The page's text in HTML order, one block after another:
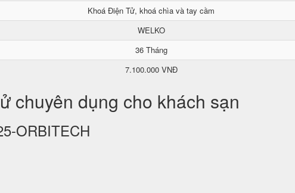
Khoá Điện Tử, khoá chìa và tay cầm
WELKO
36 Tháng
7.100.000 VNĐ
chuyên dụng cho khách sạn
ORBITECH